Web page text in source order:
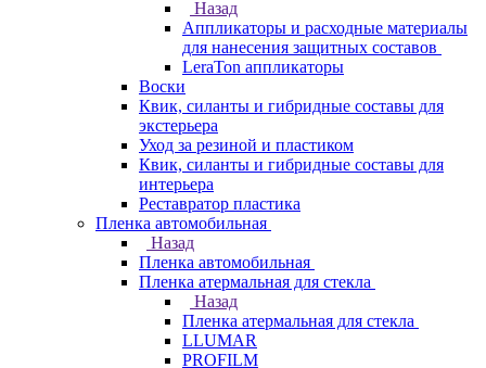
Назад
Аппликаторы и расходные материалы
для нанесения защитных составов
LeraTon аппликаторы
Воски
Квик, силанты и гибридные составы для
экстерьера
Уход за резиной и пластиком
Квик, силанты и гибридные составы для
интерьера
Реставратор пластика
Пленка автомобильная
Назад
Пленка автомобильная
Пленка атермальная для стекла
Назад
Пленка атермальная для стекла
LLUMAR
PROFILM